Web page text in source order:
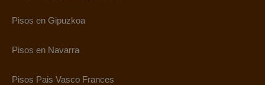
Pisos en Gipuzkoa
Pisos en Navarra
Pisos Pais Vasco Frances